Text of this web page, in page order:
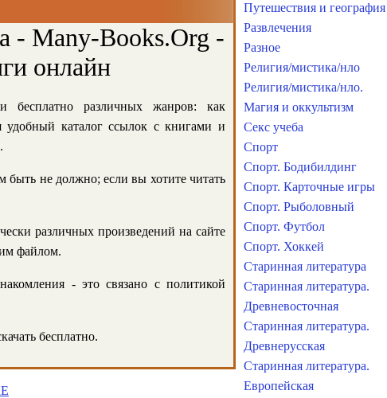
- Many-Books.Org -
онлайн
бесплатно различных жанров: как
удобный каталог ссылок с книгами и
быть не должно; если вы хотите читать
различных произведений на сайте
файлом.
- это связано с политикой
бесплатно.
Путешествия и география
Развлечения
Разное
Религия/мистика/нло
Религия/мистика/нло.
Магия и оккультизм
Секс учеба
Спорт
Спорт. Бодибилдинг
Спорт. Карточные игры
Спорт. Рыболовный
Спорт. Футбол
Спорт. Хоккей
Старинная литература
Старинная литература.
Древневосточная
Старинная литература.
Древнерусская
Старинная литература.
Европейская